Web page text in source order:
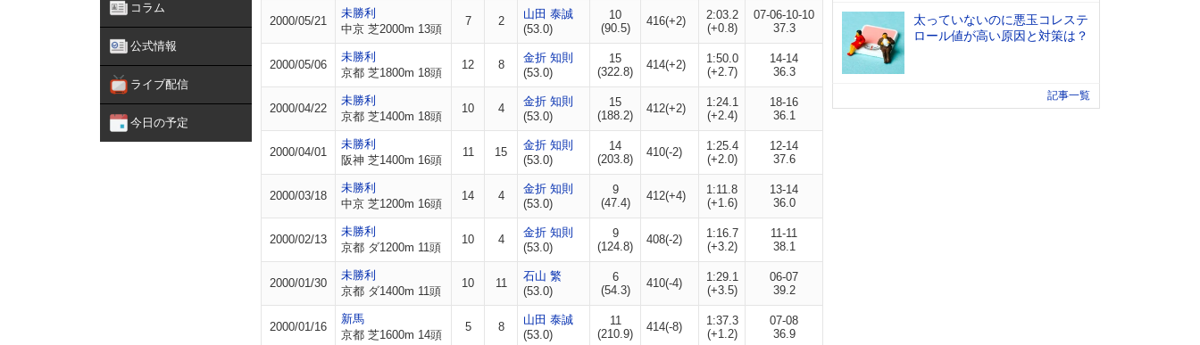
コラム
公式情報
ライブ配信
今日の予定
2000/05/21
未勝利
中京 芝2000m 13頭
7 2
山田 泰誠
(53.0)
10
(90.5)
416(+2)
2:03.2
(+0.8)
07-06-10-10
37.3
2000/05/06
未勝利
京都 芝1800m 18頭
12 8
金折 知則
(53.0)
15
(322.8)
414(+2)
1:50.0
(+2.7)
14-14
36.3
2000/04/22
未勝利
京都 芝1400m 18頭
10 4
金折 知則
(53.0)
15
(188.2)
412(+2)
1:24.1
(+2.4)
18-16
36.1
2000/04/01
未勝利
阪神 芝1400m 16頭
11 15
金折 知則
(53.0)
14
(203.8)
410(-2)
1:25.4
(+2.0)
12-14
37.6
2000/03/18
未勝利
中京 芝1200m 16頭
14 4
金折 知則
(53.0)
9
(47.4)
412(+4)
1:11.8
(+1.6)
13-14
36.0
2000/02/13
未勝利
京都 ダ1200m 11頭
10 4
金折 知則
(53.0)
9
(124.8)
408(-2)
1:16.7
(+3.2)
11-11
38.1
2000/01/30
未勝利
京都 ダ1400m 11頭
10 11
石山 繁
(53.0)
6
(54.3)
410(-4)
1:29.1
(+3.5)
06-07
39.2
2000/01/16
新馬
京都 芝1600m 14頭
5 8
山田 泰誠
(53.0)
11
(210.9)
414(-8)
1:37.3
(+1.2)
07-08
36.9
太っていないのに悪玉コレステ
ロール値が高い原因と対策は？
記事一覧